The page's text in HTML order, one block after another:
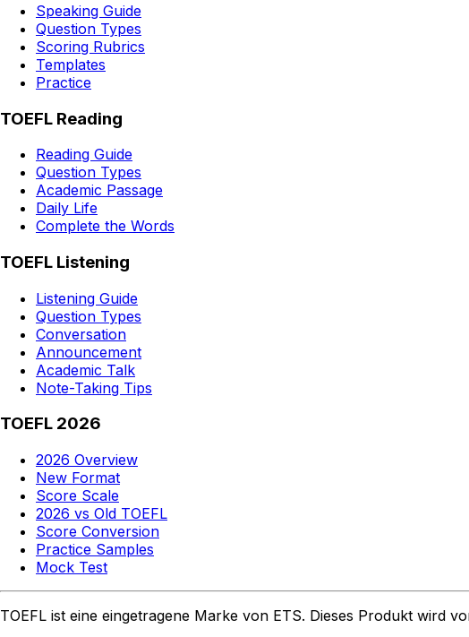
Speaking Guide
Question Types
Scoring Rubrics
Templates
Practice
TOEFL Reading
Reading Guide
Question Types
Academic Passage
Daily Life
Complete the Words
TOEFL Listening
Listening Guide
Question Types
Conversation
Announcement
Academic Talk
Note-Taking Tips
TOEFL 2026
2026 Overview
New Format
Score Scale
2026 vs Old TOEFL
Score Conversion
Practice Samples
Mock Test
TOEFL ist eine eingetragene Marke von ETS. Dieses Produkt wird